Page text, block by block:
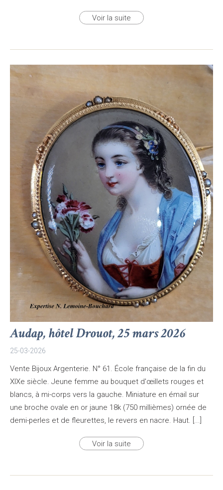
Voir la suite
Audap, hôtel Drouot, 25 mars 2026
25-03-2026
Vente Bijoux Argenterie. N° 61. École française de la fin du
XIXe siècle. Jeune femme au bouquet d'œillets rouges et
blancs, à mi-corps vers la gauche. Miniature en émail sur
une broche ovale en or jaune 18k (750 millièmes) ornée de
demi-perles et de fleurettes, le revers en nacre. Haut. [...]
Voir la suite